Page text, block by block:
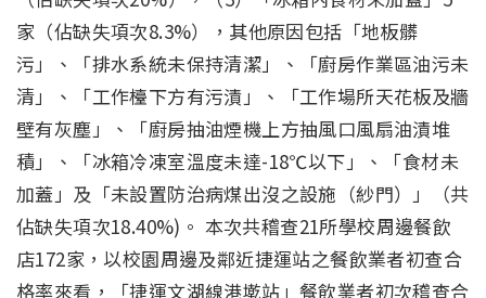
家（佔缺失項次8.3%），其他原因包括「地板髒
污」、「排水系統未保持清潔」、「廚房作業區油污未
清」、「工作檯下方有污漬」、「工作場所天花板及牆
壁有灰塵」、「廚房抽油煙機上方抽風口風扇油漬堆
積」、「冰箱冷凍室溫度未達-18℃以下」、「食材未
加蓋」及「未設置防治病煤出沒之設施（紗門）」（共
佔缺失項次18.40%)。 本次共稽查21所學校周邊餐飲
店172家，以校園周邊及鄰近捷運站之餐飲業者初查合
格率來看，「捷運文湖線港墘站」餐飲業者初次稽查合